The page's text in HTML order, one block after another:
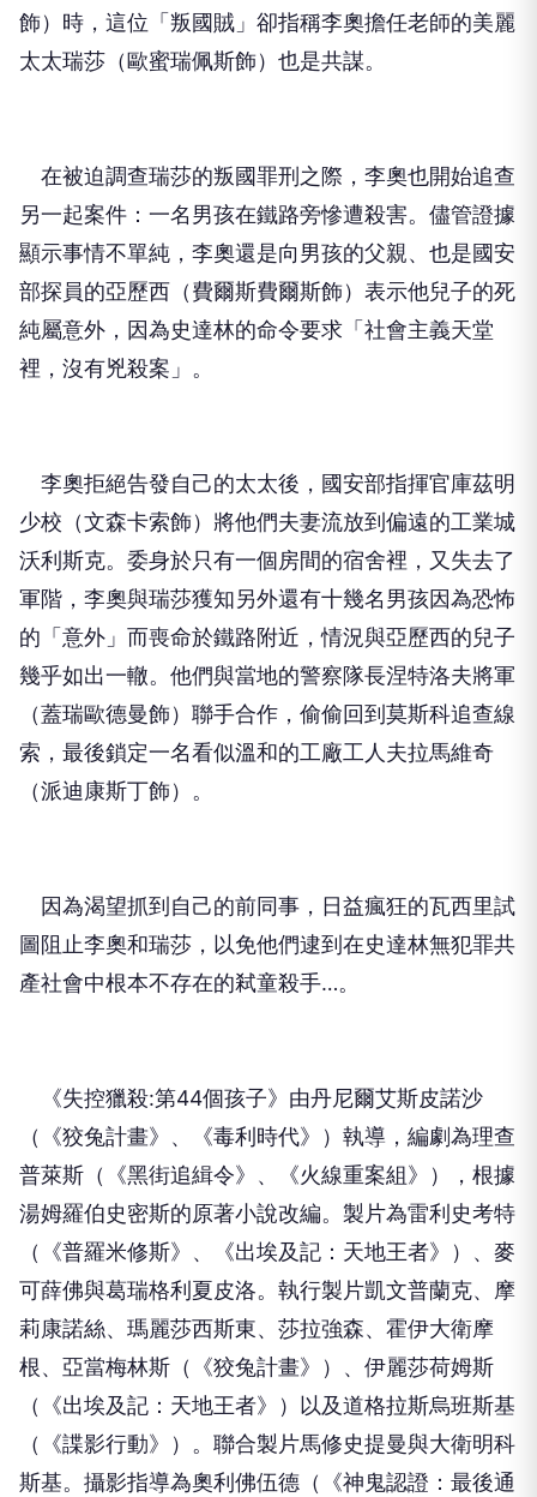
飾）時，這位「叛國賊」卻指稱李奧擔任老師的美麗
太太瑞莎（歐蜜瑞佩斯飾）也是共謀。
在被迫調查瑞莎的叛國罪刑之際，李奧也開始追查
另一起案件：一名男孩在鐵路旁慘遭殺害。儘管證據
顯示事情不單純，李奧還是向男孩的父親、也是國安
部探員的亞歷西（費爾斯費爾斯飾）表示他兒子的死
純屬意外，因為史達林的命令要求「社會主義天堂
裡，沒有兇殺案」。
李奧拒絕告發自己的太太後，國安部指揮官庫茲明
少校（文森卡索飾）將他們夫妻流放到偏遠的工業城
沃利斯克。委身於只有一個房間的宿舍裡，又失去了
軍階，李奧與瑞莎獲知另外還有十幾名男孩因為恐怖
的「意外」而喪命於鐵路附近，情況與亞歷西的兒子
幾乎如出一轍。他們與當地的警察隊長涅特洛夫將軍
（蓋瑞歐德曼飾）聯手合作，偷偷回到莫斯科追查線
索，最後鎖定一名看似溫和的工廠工人夫拉馬維奇
（派迪康斯丁飾）。
因為渴望抓到自己的前同事，日益瘋狂的瓦西里試
圖阻止李奧和瑞莎，以免他們逮到在史達林無犯罪共
產社會中根本不存在的弒童殺手…。
《失控獵殺:第44個孩子》由丹尼爾艾斯皮諾沙
（《狡兔計畫》、《毒利時代》）執導，編劇為理查
普萊斯（《黑街追緝令》、《火線重案組》），根據
湯姆羅伯史密斯的原著小說改編。製片為雷利史考特
（《普羅米修斯》、《出埃及記：天地王者》）、麥
可薛佛與葛瑞格利夏皮洛。執行製片凱文普蘭克、摩
莉康諾絲、瑪麗莎西斯東、莎拉強森、霍伊大衛摩
根、亞當梅林斯（《狡兔計畫》）、伊麗莎荷姆斯
（《出埃及記：天地王者》）以及道格拉斯烏班斯基
（《諜影行動》）。聯合製片馬修史提曼與大衛明科
斯基。攝影指導為奧利佛伍德（《神鬼認證：最後通